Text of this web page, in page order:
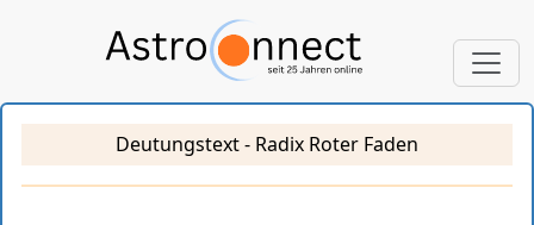
Deutungstext - Radix Roter Faden